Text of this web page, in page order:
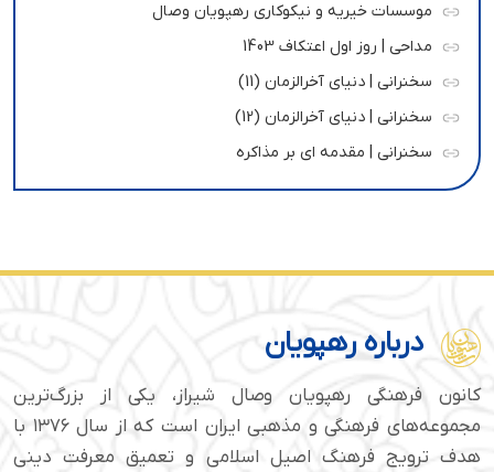
موسسات خیریه و نیکوکاری رهپویان وصال
مداحی | روز اول اعتکاف 1403
سخنرانی | دنیای آخرالزمان (11)
سخنرانی | دنیای آخرالزمان (12)
سخنرانی | مقدمه ای بر مذاکره
درباره رهپویان
کانون فرهنگی رهپویان وصال شیراز، یکی از بزرگ‌ترین
مجموعه‌های فرهنگی و مذهبی ایران است که از سال ۱۳۷۶ با
هدف ترویج فرهنگ اصیل اسلامی و تعمیق معرفت دینی